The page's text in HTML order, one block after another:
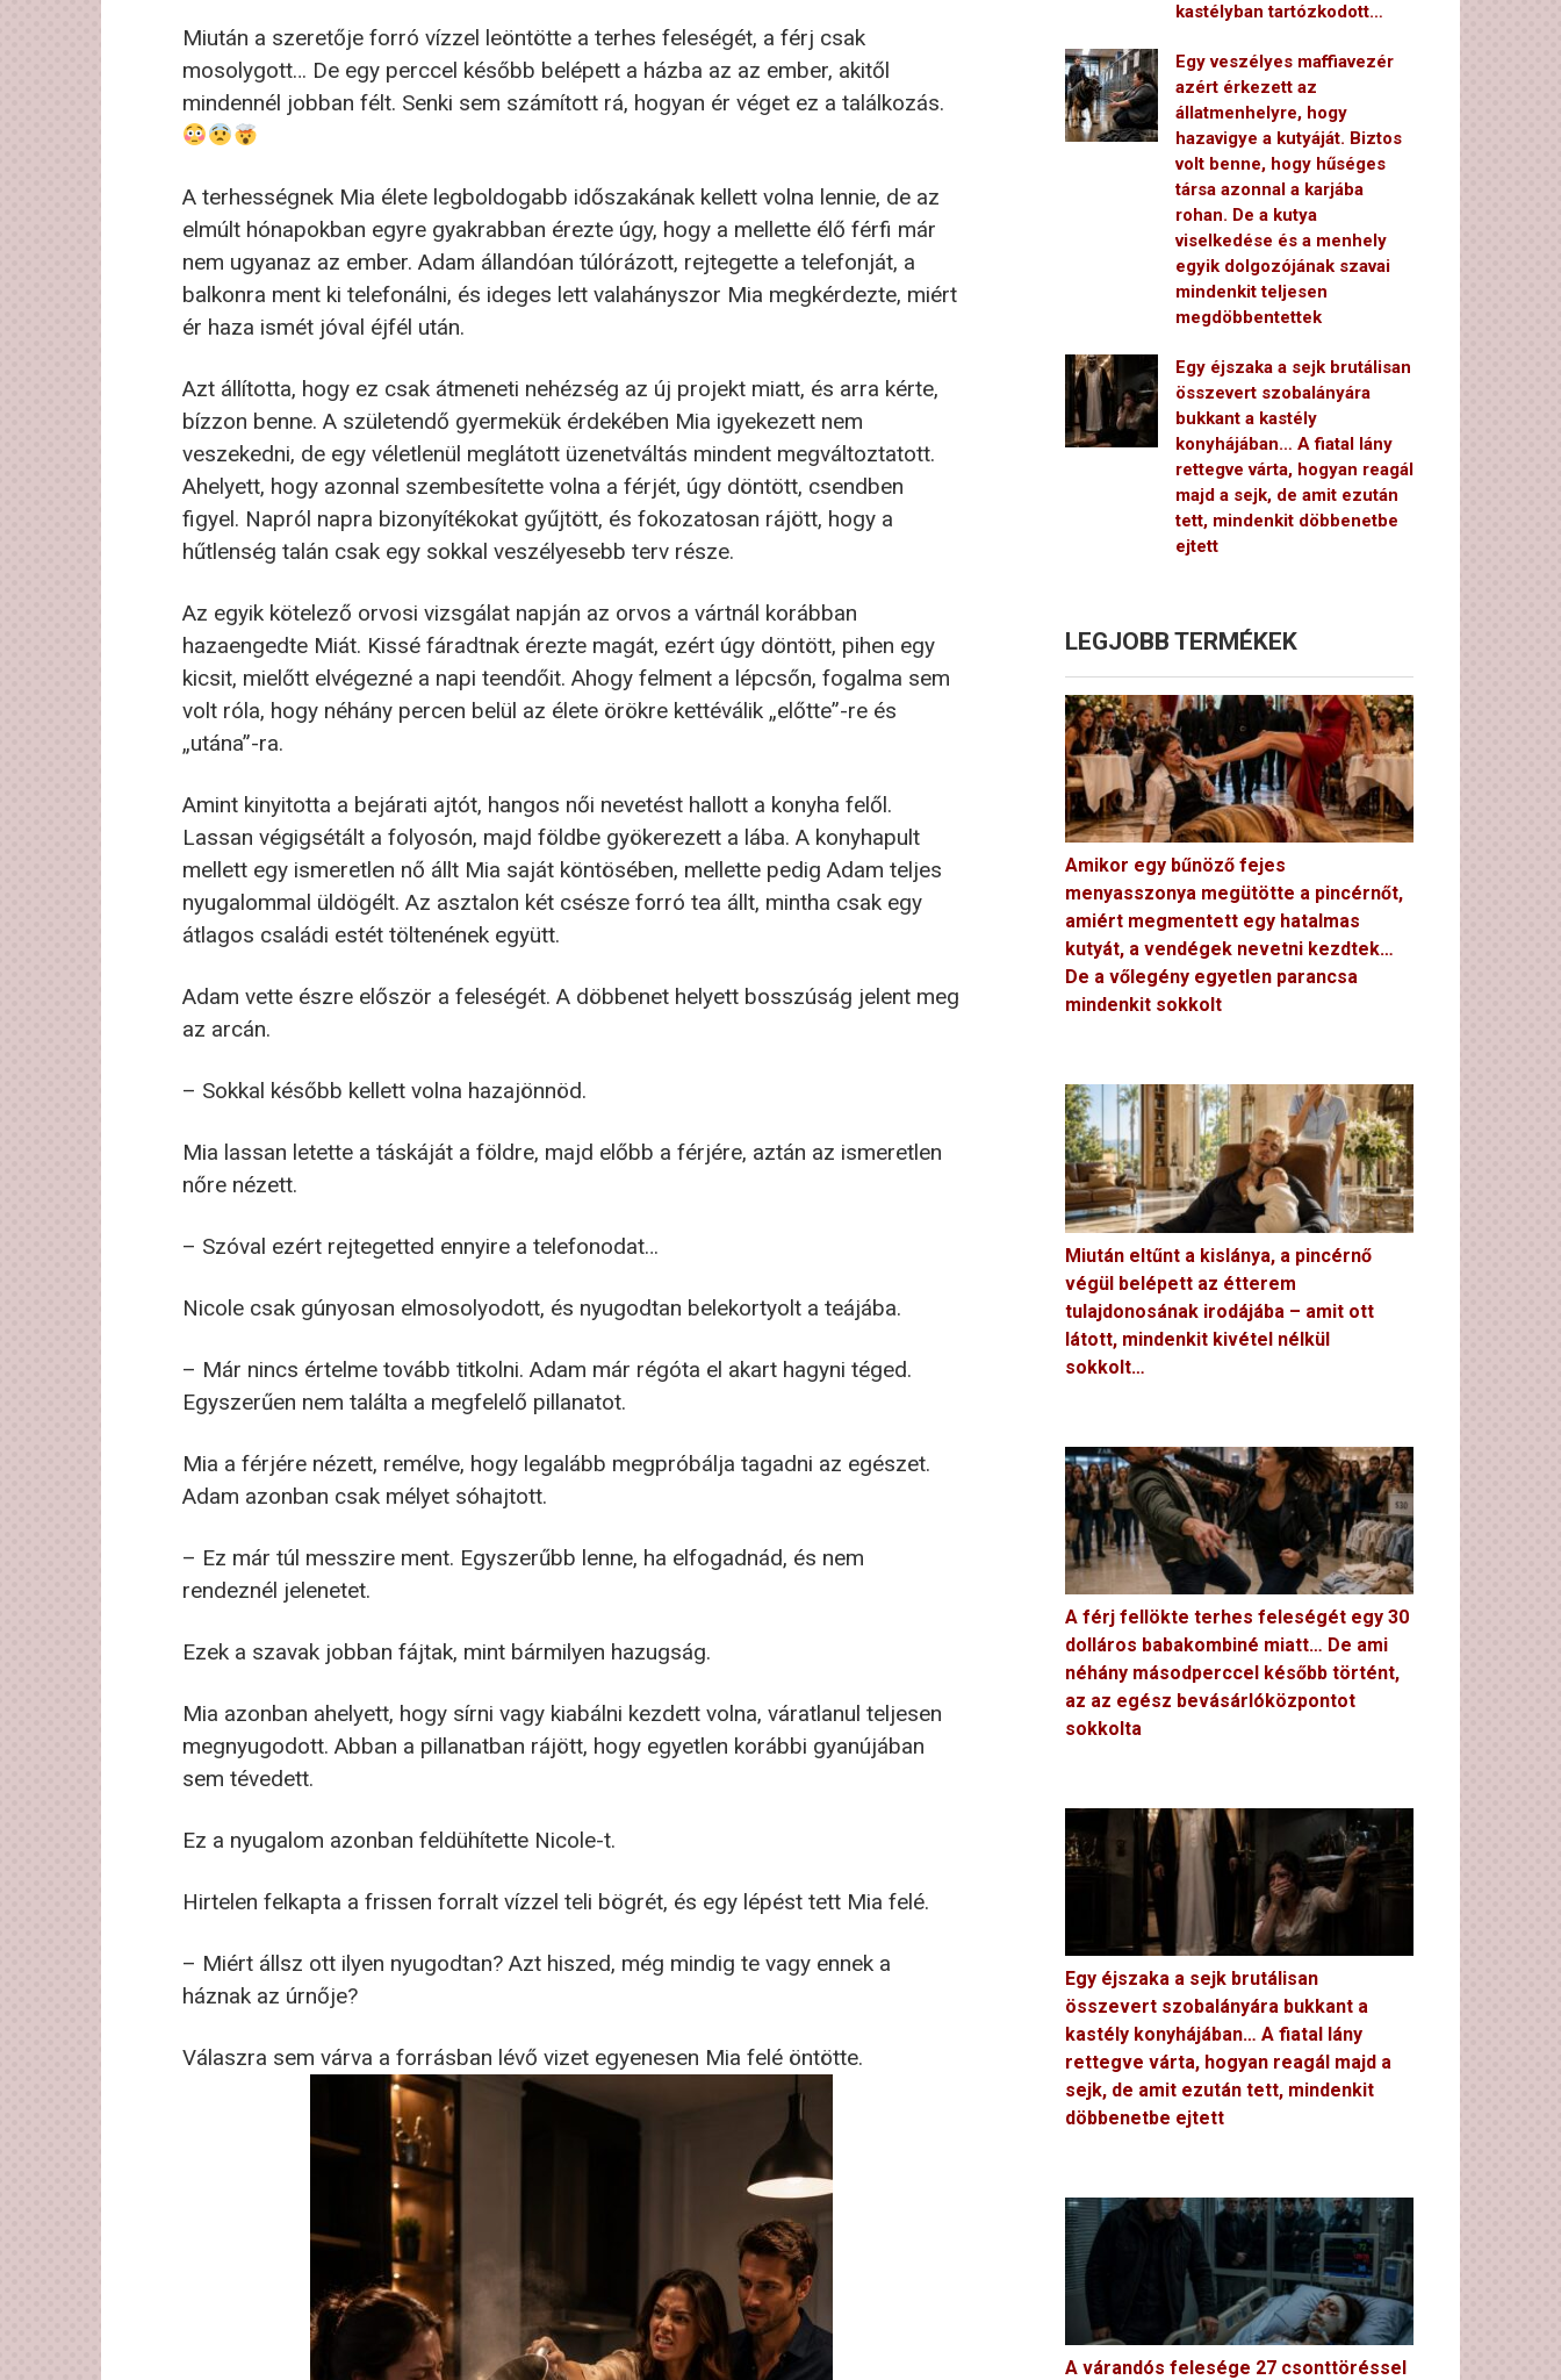
Miután a szeretője forró vízzel leöntötte a terhes feleségét, a férj csak
mosolygott… De egy perccel később belépett a házba az az ember, akitől
mindennél jobban félt. Senki sem számított rá, hogyan ér véget ez a találkozás.
A terhességnek Mia élete legboldogabb időszakának kellett volna lennie, de az
elmúlt hónapokban egyre gyakrabban érezte úgy, hogy a mellette élő férfi már
nem ugyanaz az ember. Adam állandóan túlórázott, rejtegette a telefonját, a
balkonra ment ki telefonálni, és ideges lett valahányszor Mia megkérdezte, miért
ér haza ismét jóval éjfél után.
Azt állította, hogy ez csak átmeneti nehézség az új projekt miatt, és arra kérte,
bízzon benne. A születendő gyermekük érdekében Mia igyekezett nem
veszekedni, de egy véletlenül meglátott üzenetváltás mindent megváltoztatott.
Ahelyett, hogy azonnal szembesítette volna a férjét, úgy döntött, csendben
figyel. Napról napra bizonyítékokat gyűjtött, és fokozatosan rájött, hogy a
hűtlenség talán csak egy sokkal veszélyesebb terv része.
Az egyik kötelező orvosi vizsgálat napján az orvos a vártnál korábban
hazaengedte Miát. Kissé fáradtnak érezte magát, ezért úgy döntött, pihen egy
kicsit, mielőtt elvégezné a napi teendőit. Ahogy felment a lépcsőn, fogalma sem
volt róla, hogy néhány percen belül az élete örökre kettéválik „előtte”-re és
„utána”-ra.
Amint kinyitotta a bejárati ajtót, hangos női nevetést hallott a konyha felől.
Lassan végigsétált a folyosón, majd földbe gyökerezett a lába. A konyhapult
mellett egy ismeretlen nő állt Mia saját köntösében, mellette pedig Adam teljes
nyugalommal üldögélt. Az asztalon két csésze forró tea állt, mintha csak egy
átlagos családi estét töltenének együtt.
Adam vette észre először a feleségét. A döbbenet helyett bosszúság jelent meg
az arcán.
– Sokkal később kellett volna hazajönnöd.
Mia lassan letette a táskáját a földre, majd előbb a férjére, aztán az ismeretlen
nőre nézett.
– Szóval ezért rejtegetted ennyire a telefonodat…
Nicole csak gúnyosan elmosolyodott, és nyugodtan belekortyolt a teájába.
– Már nincs értelme tovább titkolni. Adam már régóta el akart hagyni téged.
Egyszerűen nem találta a megfelelő pillanatot.
Mia a férjére nézett, remélve, hogy legalább megpróbálja tagadni az egészet.
Adam azonban csak mélyet sóhajtott.
– Ez már túl messzire ment. Egyszerűbb lenne, ha elfogadnád, és nem
rendeznél jelenetet.
Ezek a szavak jobban fájtak, mint bármilyen hazugság.
Mia azonban ahelyett, hogy sírni vagy kiabálni kezdett volna, váratlanul teljesen
megnyugodott. Abban a pillanatban rájött, hogy egyetlen korábbi gyanújában
sem tévedett.
Ez a nyugalom azonban feldühítette Nicole-t.
Hirtelen felkapta a frissen forralt vízzel teli bögrét, és egy lépést tett Mia felé.
– Miért állsz ott ilyen nyugodtan? Azt hiszed, még mindig te vagy ennek a
háznak az úrnője?
Válaszra sem várva a forrásban lévő vizet egyenesen Mia felé öntötte.
kastélyban tartózkodott…
Egy veszélyes maffiavezér
azért érkezett az
állatmenhelyre, hogy
hazavigye a kutyáját. Biztos
volt benne, hogy hűséges
társa azonnal a karjába
rohan. De a kutya
viselkedése és a menhely
egyik dolgozójának szavai
mindenkit teljesen
megdöbbentettek
Egy éjszaka a sejk brutálisan
összevert szobalányára
bukkant a kastély
konyhájában… A fiatal lány
rettegve várta, hogyan reagál
majd a sejk, de amit ezután
tett, mindenkit döbbenetbe
ejtett
LEGJOBB TERMÉKEK
Amikor egy bűnöző fejes
menyasszonya megütötte a pincérnőt,
amiért megmentett egy hatalmas
kutyát, a vendégek nevetni kezdtek…
De a vőlegény egyetlen parancsa
mindenkit sokkolt
Miután eltűnt a kislánya, a pincérnő
végül belépett az étterem
tulajdonosának irodájába – amit ott
látott, mindenkit kivétel nélkül
sokkolt…
A férj fellökte terhes feleségét egy 30
dolláros babakombiné miatt… De ami
néhány másodperccel később történt,
az az egész bevásárlóközpontot
sokkolta
Egy éjszaka a sejk brutálisan
összevert szobalányára bukkant a
kastély konyhájában… A fiatal lány
rettegve várta, hogyan reagál majd a
sejk, de amit ezután tett, mindenkit
döbbenetbe ejtett
A várandós felesége 27 csonttöréssel